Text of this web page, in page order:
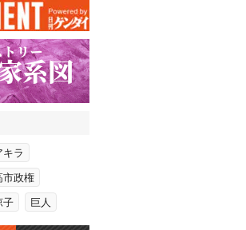
キラ
市政権
子 巨人